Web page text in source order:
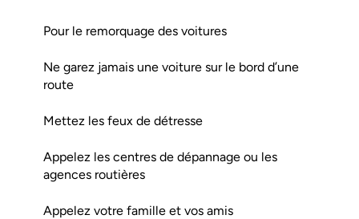
Pour le remorquage des voitures
Ne garez jamais une voiture sur le bord d’une
route
Mettez les feux de détresse
Appelez les centres de dépannage ou les
agences routières
Appelez votre famille et vos amis